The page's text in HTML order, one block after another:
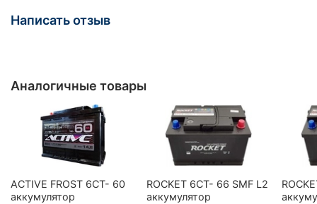
Написать отзыв
Аналогичные товары
ACTIVE FROST 6СТ- 60
аккумулятор
ROCKET 6CT- 66 SMF L2
аккумулятор